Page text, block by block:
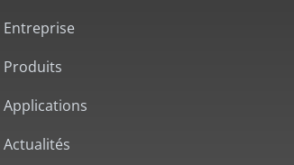
Entreprise
Produits
Applications
Actualités